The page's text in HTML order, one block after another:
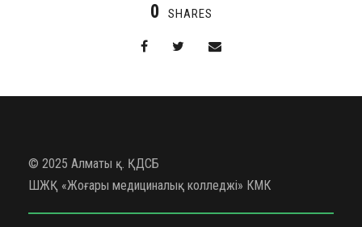
0 SHARES
© 2025 Алматы қ. ҚДСБ
ШЖҚ «Жоғары медициналық колледжі» КМК